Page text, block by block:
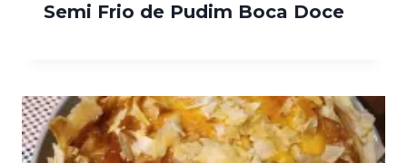
Semi Frio de Pudim Boca Doce